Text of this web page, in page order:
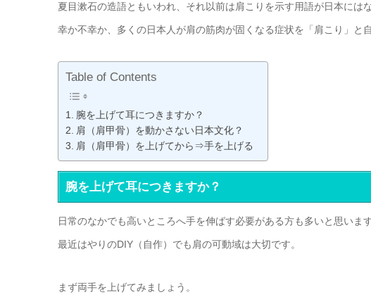
夏目漱石の造語ともいわれ、それ以前は肩こりを示す用語が日本には
幸か不幸か、多くの日本人が肩の筋肉が固くなる症状を「肩こり」と
Table of Contents
腕を上げて耳につきますか？
肩（肩甲骨）を動かさない日本文化？
肩（肩甲骨）を上げてから⇒手を上げる
腕を上げて耳につきますか？
日常のなかでも高いところへ手を伸ばす必要がある方も多いと思います
最近はやりのDIY（自作）でも肩の可動域は大切です。
まず両手を上げてみましょう。